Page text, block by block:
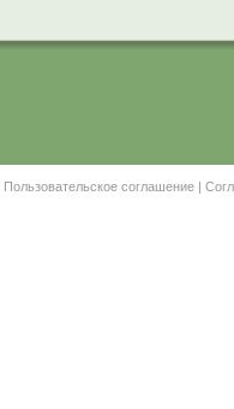
Пользовательское соглашение |